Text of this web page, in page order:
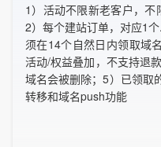
1）活动不限新老客户，不
2）每个建站订单，对应1
须在14个自然日内领取域
活动/权益叠加，不支持退
域名会被删除；5）已领取
转移和域名push功能